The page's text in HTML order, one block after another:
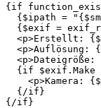
{if
{$ipath =
{$exif =
<p>Erstellt:
<p>Auflösung:
<p>Dateigröße:
{if $exif.Make
<p>Kamera:
  {/if}
{/if}